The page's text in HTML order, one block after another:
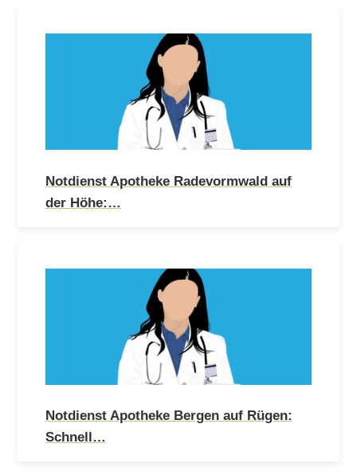
Notdienst Apotheke Radevormwald auf
der Höhe:…
Notdienst Apotheke Bergen auf Rügen:
Schnell…